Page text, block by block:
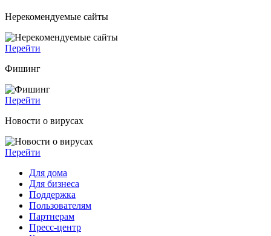
Нерекомендуемые сайты
Перейти
Фишинг
Перейти
Новости о вирусах
Перейти
Для дома
Для бизнеса
Поддержка
Пользователям
Партнерам
Пресс-центр